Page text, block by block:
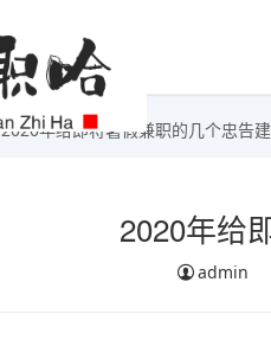
2020年给即将暑假兼职的几个忠告建
2020年给
admin